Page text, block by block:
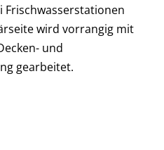
Frischwasserstationen
wird vorrangig mit
und
gearbeitet.